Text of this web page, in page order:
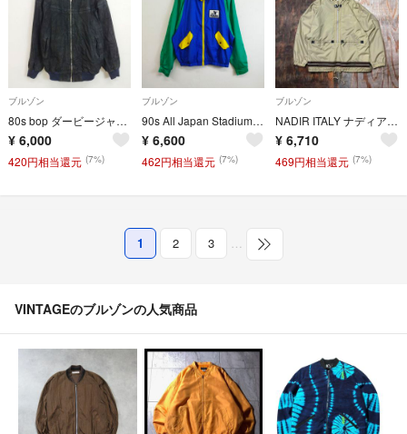
ブルゾン
80s bop ダービージャケット ブルゾン 本革 スエード レザー 裏地チェック カップショルダー ジップアップ 短丈 ボックス アメカジ VINTAGE ブラック XL F692
¥ 6,000
420円相当還元 (7%)
ブルゾン
90s All Japan Stadium TRIAL Championship 1992年 ナイロンジャケット 全日本トライアル選手権 バックプリント 刺繍 ワッペン マルチカラー バイク モータースポーツ 古着 VINTAGE ブルー グリーン G652
¥ 6,600
462円相当還元 (7%)
ブルゾン
NADIR ITALY ナディア スポーツ テック ナイロン アノラック プルオーバー パーカー ハーフジップ ギミック ギア モード ストリート 90s 古着 VINTAGE メンズ サイズ L MM99
¥ 6,710
469円相当還元 (7%)
1 2 3 …
VINTAGEのブルゾンの人気商品